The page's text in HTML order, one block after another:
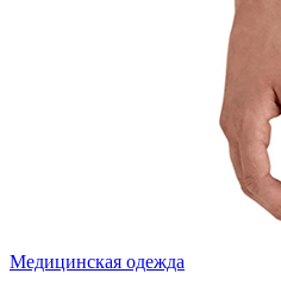
Медицинская одежда